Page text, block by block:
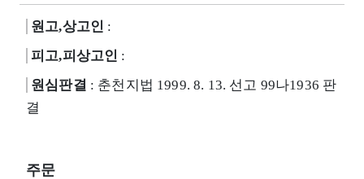
원고,상고인 :
피고,피상고인 :
원심판결 : 춘천지법 1999. 8. 13. 선고 99나1936 판
결
주문